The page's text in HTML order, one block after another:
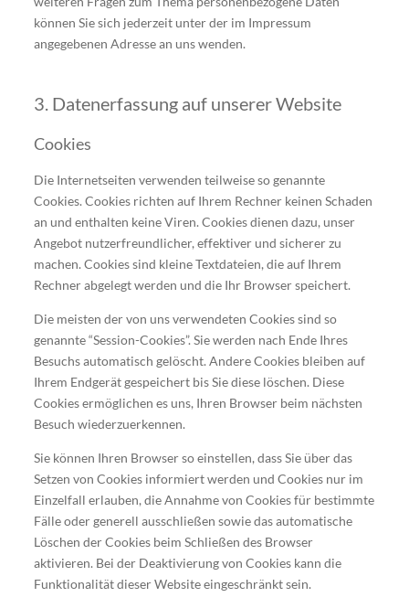
können Sie sich jederzeit unter der im Impressum
angegebenen Adresse an uns wenden.
3. Datenerfassung auf unserer Website
Cookies
Die Internetseiten verwenden teilweise so genannte
Cookies. Cookies richten auf Ihrem Rechner keinen Schaden
an und enthalten keine Viren. Cookies dienen dazu, unser
Angebot nutzerfreundlicher, effektiver und sicherer zu
machen. Cookies sind kleine Textdateien, die auf Ihrem
Rechner abgelegt werden und die Ihr Browser speichert.
Die meisten der von uns verwendeten Cookies sind so
genannte “Session-Cookies”. Sie werden nach Ende Ihres
Besuchs automatisch gelöscht. Andere Cookies bleiben auf
Ihrem Endgerät gespeichert bis Sie diese löschen. Diese
Cookies ermöglichen es uns, Ihren Browser beim nächsten
Besuch wiederzuerkennen.
Sie können Ihren Browser so einstellen, dass Sie über das
Setzen von Cookies informiert werden und Cookies nur im
Einzelfall erlauben, die Annahme von Cookies für bestimmte
Fälle oder generell ausschließen sowie das automatische
Löschen der Cookies beim Schließen des Browser
aktivieren. Bei der Deaktivierung von Cookies kann die
Funktionalität dieser Website eingeschränkt sein.